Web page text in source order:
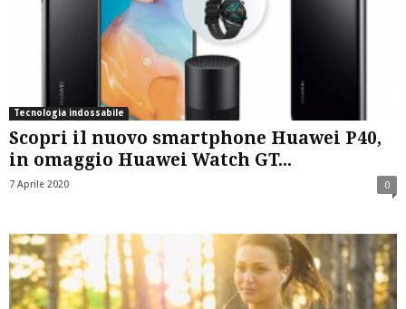
Tecnologia indossabile
Scopri il nuovo smartphone Huawei P40,
in omaggio Huawei Watch GT...
7 Aprile 2020 0